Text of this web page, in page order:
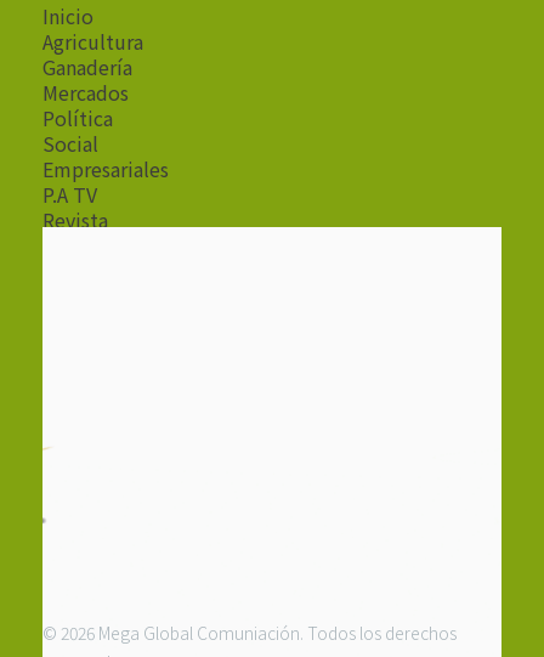
Inicio
Agricultura
Ganadería
Mercados
Política
Social
Empresariales
P.A TV
Revista
© 2026 Mega Global Comuniación. Todos los derechos